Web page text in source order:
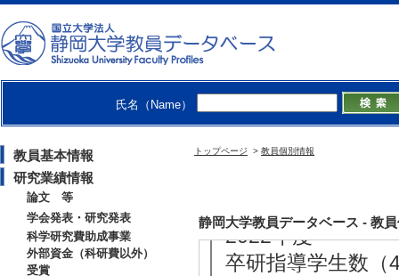
氏名（Name）
教員基本情報
研究業績情報
論文 等
学会発表・研究発表
科学研究費助成事業
外部資金（科研費以外）
受賞
トップページ > 教員個別情報
静岡大学教員データベース - 教
卒研指導学生数（
修士指導学生数 2
2024年度
卒研指導学生数（
修士指導学生数 1
2022年度
卒研指導学生数（